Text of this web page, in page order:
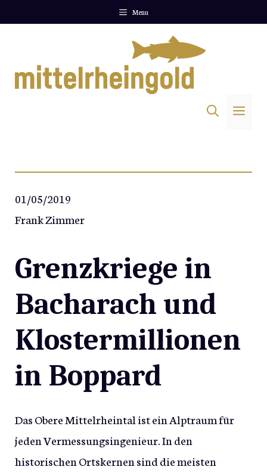
Menu
01/05/2019
Frank Zimmer
Grenzkriege in
Bacharach und
Klostermillionen
in Boppard
Das Obere Mittelrheintal ist ein Alptraum für
jeden Vermessungsingenieur. In den
historischen Ortskernen sind die meisten